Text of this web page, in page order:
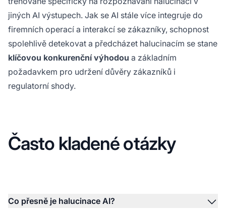
jiných AI výstupech. Jak se AI stále více integruje do
firemních operací a interakcí se zákazníky, schopnost
spolehlivě detekovat a předcházet halucinacím se stane
klíčovou konkurenční výhodou a základním
požadavkem pro udržení důvěry zákazníků i
regulatorní shody.
Často kladené otázky
Co přesně je halucinace AI?